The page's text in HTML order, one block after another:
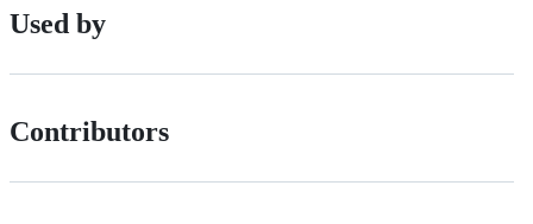
Used by
Contributors